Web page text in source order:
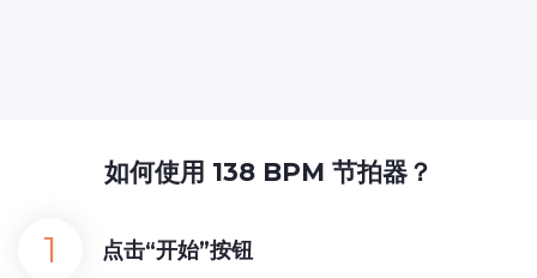
如何使用 138 BPM 节拍器？
点击“开始”按钮